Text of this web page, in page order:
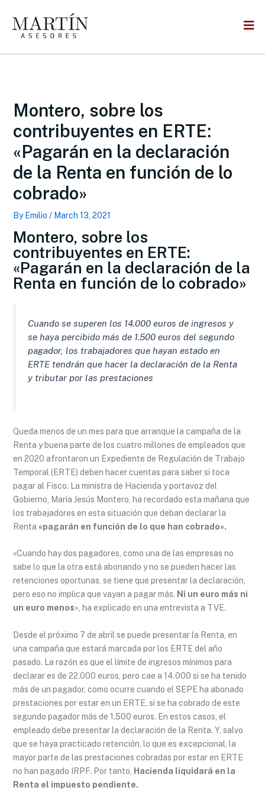
content
Montero, sobre los
contribuyentes en ERTE:
«Pagarán en la declaración
de la Renta en función de lo
cobrado»
By Emilio / March 13, 2021
Montero, sobre los
contribuyentes en ERTE:
«Pagarán en la declaración de la
Renta en función de lo cobrado»
Cuando se superen los 14.000 euros de ingresos y
se haya percibido más de 1.500 euros del segundo
pagador, los trabajadores que hayan estado en
ERTE tendrán que hacer la declaración de la Renta
y tributar por las prestaciones
Queda menos de un mes para que arranque la campaña de la
Renta y buena parte de los cuatro millones de empleados que
en 2020 afrontaron un Expediente de Regulación de Trabajo
Temporal (ERTE) deben hacer cuentas para saber si toca
pagar al Fisco. La ministra de Hacienda y portavoz del
Gobierno, María Jesús Montero, ha recordado esta mañana que
los trabajadores en esta situación que deban declarar la
Renta «pagarán en función de lo que han cobrado».
«Cuando hay dos pagadores, como una de las empresas no
sabe lo que la otra está abonando y no se pueden hacer las
retenciones oportunas, se tiene que presentar la declaración,
pero eso no implica que vayan a pagar más. Ni un euro más ni
un euro menos», ha explicado en una entrevista a TVE.
Desde el próximo 7 de abril se puede presentar la Renta, en
una campaña que estará marcada por los ERTE del año
pasado. La razón es que el límite de ingresos mínimos para
declarar es de 22.000 euros, pero cae a 14.000 si se ha tenido
más de un pagador, como ocurre cuando el SEPE ha abonado
prestaciones por estar en un ERTE, si se ha cobrado de este
segundo pagador más de 1.500 euros. En estos casos, el
empleado debe presentar la declaración de la Renta. Y, salvo
que se haya practicado retención, lo que es excepcional, la
mayor parte de las prestaciones cobradas por estar en ERTE
no han pagado IRPF. Por tanto, Hacienda liquidará en la
Renta el impuesto pendiente.